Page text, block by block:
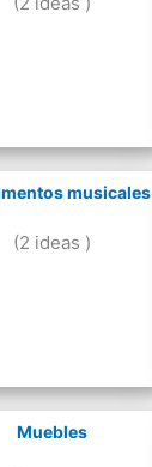
musicales
(2 ideas )
Muebles